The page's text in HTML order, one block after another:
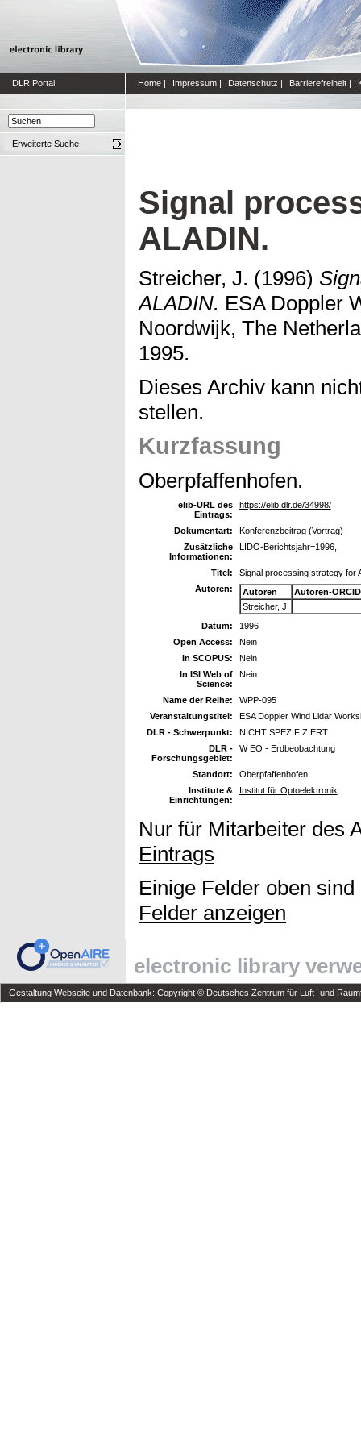
DLR Portal Home | Impressum | Datenschutz | Barrierefreiheit |
Erweiterte Suche
Signal
ALADIN.
Streicher, J. (1996)
ALADIN. ESA Doppler
Noordwijk, The
1995.
Dieses Archiv kann
stellen.
Kurzfassung
Oberpfaffenhofen.
elib-URL des
Eintrags:
https://elib.dlr.de/34998/
Dokumentart:
Konferenzbeitrag (Vortrag)
Zusätzliche
Informationen:
LIDO-Berichtsjahr=1996,
Titel:
Signal processing strategy for
Autoren:
Autoren
Autoren-
Streicher, J.
Datum:
1996
Open Access:
Nein
In SCOPUS:
Nein
In ISI Web of
Science:
Nein
Name der Reihe:
WPP-095
Veranstaltungstitel:
ESA Doppler Wind Lidar
DLR - Schwerpunkt:
NICHT SPEZIFIZIERT
DLR -
Forschungsgebiet:
W EO - Erdbeobachtung
Standort:
Oberpfaffenhofen
Institute &
Einrichtungen:
Institut für Optoelektronik
Nur für Mitarbeiter des
Eintrags
Einige Felder oben
Felder anzeigen
electronic library
Gestaltung Webseite und Datenbank: Copyright © Deutsches Zentrum für Luft- und